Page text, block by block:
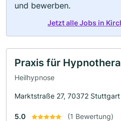
und bewerben.
Jetzt alle Jobs in
Praxis für
Heilhypnose
Marktstraße 27, 70372 Stuttgart
5.0 (1 Bewertung)